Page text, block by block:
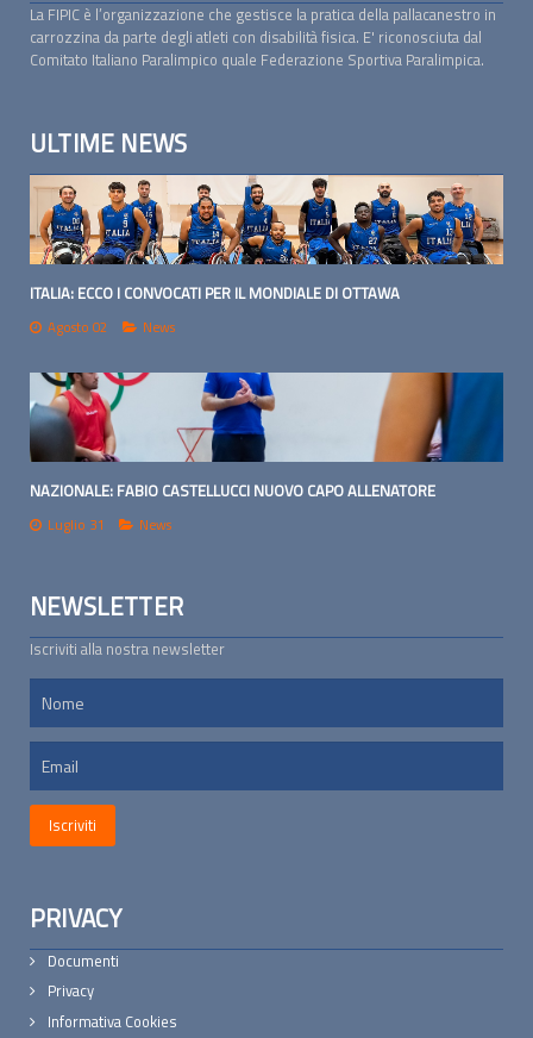
La FIPIC è l’organizzazione che gestisce la pratica della pallacanestro in
carrozzina da parte degli atleti con disabilità fisica. E' riconosciuta dal
Comitato Italiano Paralimpico quale Federazione Sportiva Paralimpica.
ULTIME NEWS
ITALIA: ECCO I CONVOCATI PER IL MONDIALE DI OTTAWA
Agosto 02 News
NAZIONALE: FABIO CASTELLUCCI NUOVO CAPO ALLENATORE
Luglio 31 News
NEWSLETTER
Iscriviti alla nostra newsletter
PRIVACY
Documenti
Privacy
Informativa Cookies